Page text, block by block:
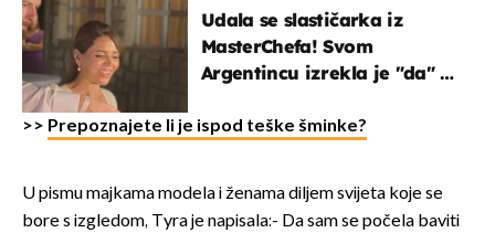
Udala se slastičarka iz
MasterChefa! Svom
Argentincu izrekla je "da" u
>> Prepoznajete li je ispod teške šminke?
U pismu majkama modela i ženama diljem svijeta koje se
bore s izgledom, Tyra je napisala:- Da sam se počela baviti